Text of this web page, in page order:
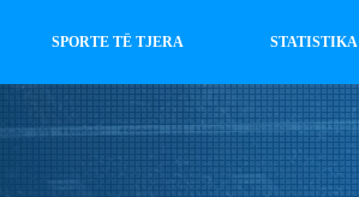
SPORTE TË TJERA STATISTIKA